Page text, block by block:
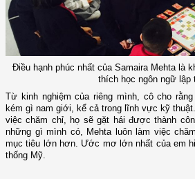
Điều hạnh phúc nhất của Samaira Mehta là
thích học ngôn ngữ lập
Từ kinh nghiệm của riêng mình, cô cho
kém gì nam giới, kể cả trong lĩnh vực kỹ
việc chăm chỉ, họ sẽ gặt hái được thành
những gì mình có, Mehta luôn làm việc
mục tiêu lớn hơn. Ước mơ lớn nhất của em
thống Mỹ.